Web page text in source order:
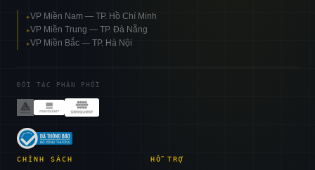
▸VP Miền Nam — TP. Hồ Chí Minh
▸VP Miền Trung — TP. Đà Nẵng
▸VP Miền Bắc — TP. Hà Nội
ĐỐI TÁC PHÂN PHỐI
CHÍNH SÁCH HỖ TRỢ